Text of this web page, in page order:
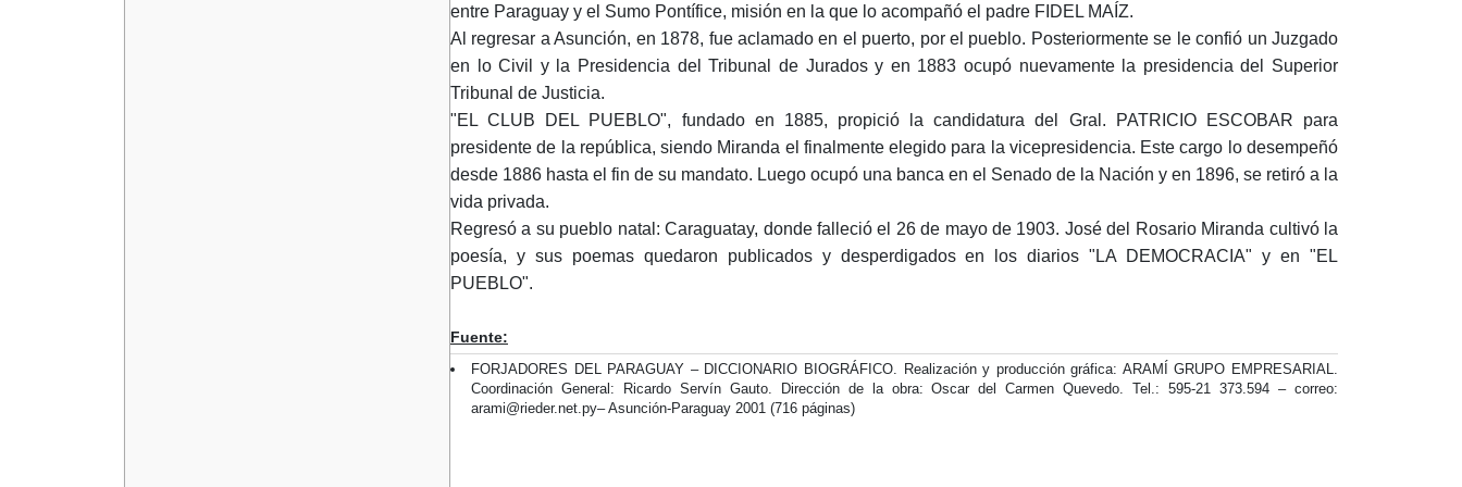
entre Paraguay y el Sumo Pontífice, misión en la que lo acompañó el padre FIDEL MAÍZ.
Al regresar a Asunción, en 1878, fue aclamado en el puerto, por el pueblo. Posteriormente se le confió un Juzgado
en lo Civil y la Presidencia del Tribunal de Jurados y en 1883 ocupó nuevamente la presidencia del Superior
Tribunal de Justicia.
"EL CLUB DEL PUEBLO", fundado en 1885, propició la candidatura del Gral. PATRICIO ESCOBAR para
presidente de la república, siendo Miranda el finalmente elegido para la vicepresidencia. Este cargo lo desempeñó
desde 1886 hasta el fin de su mandato. Luego ocupó una banca en el Senado de la Nación y en 1896, se retiró a la
vida privada.
Regresó a su pueblo natal: Caraguatay, donde falleció el 26 de mayo de 1903. José del Rosario Miranda cultivó la
poesía, y sus poemas quedaron publicados y desperdigados en los diarios "LA DEMOCRACIA" y en "EL
PUEBLO".
Fuente:
FORJADORES DEL PARAGUAY – DICCIONARIO BIOGRÁFICO. Realización y producción gráfica: ARAMÍ GRUPO EMPRESARIAL.
Coordinación General: Ricardo Servín Gauto. Dirección de la obra: Oscar del Carmen Quevedo. Tel.: 595-21 373.594 – correo:
arami@rieder.net.py– Asunción-Paraguay 2001 (716 páginas)